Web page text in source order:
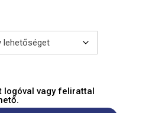
logóval vagy felirattal